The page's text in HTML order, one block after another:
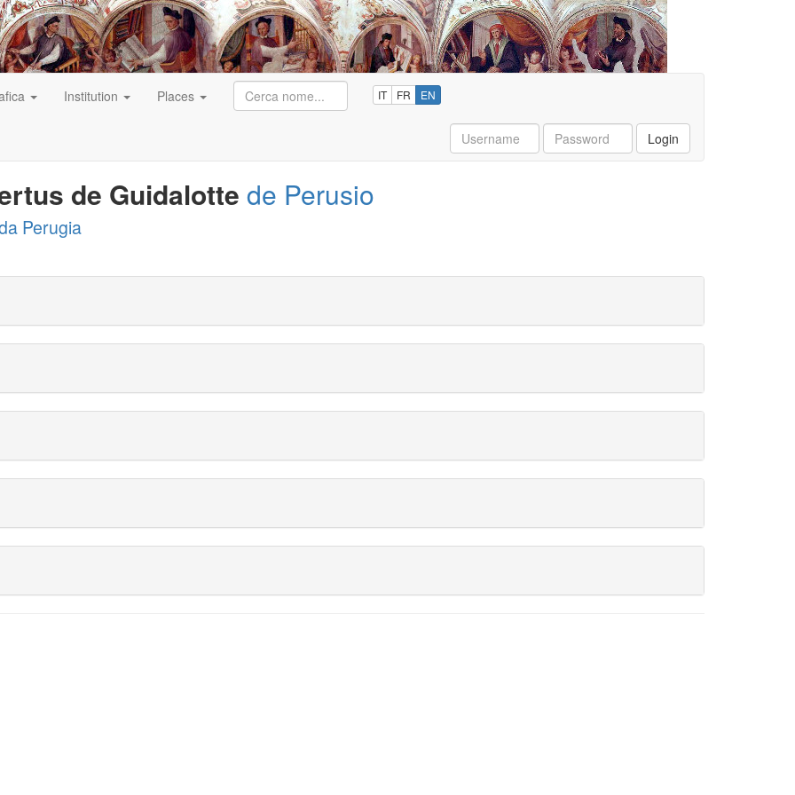
Institution Places IT FR EN
Username Password Login
de Guidalotte de Perusio
Perugia